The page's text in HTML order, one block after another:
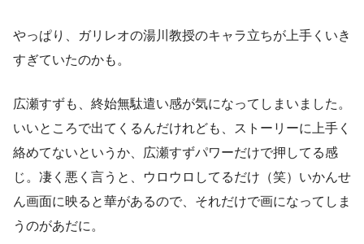
やっぱり、ガリレオの湯川教授のキャラ立ちが上手くいき
すぎていたのかも。
広瀬すずも、終始無駄遣い感が気になってしまいました。
いいところで出てくるんだけれども、ストーリーに上手く
絡めてないというか、広瀬すずパワーだけで押してる感
じ。凄く悪く言うと、ウロウロしてるだけ（笑）いかんせ
ん画面に映ると華があるので、それだけで画になってしま
うのがあだに。